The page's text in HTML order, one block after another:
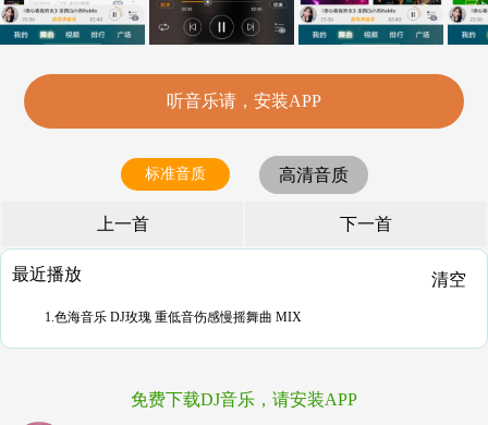
听音乐请，安装APP
标准音质 高清音质
上一首 下一首
最近播放 清空
1.色海音乐 DJ玫瑰 重低音伤感慢摇舞曲 MIX
免费下载DJ音乐，请安装APP